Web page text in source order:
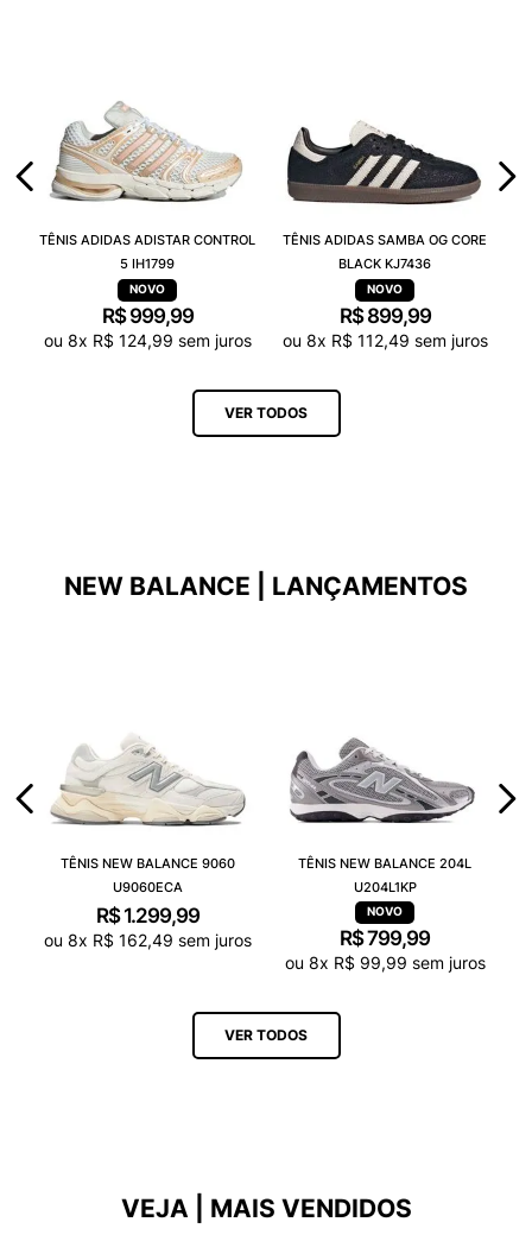
TÊNIS ADIDAS ADISTAR CONTROL
5 IH1799
R$ 999,99
ou 8x R$ 124,99 sem juros
TÊNIS ADIDAS SAMBA OG CORE
BLACK KJ7436
R$ 899,99
ou 8x R$ 112,49 sem juros
VER TODOS
NEW BALANCE | LANÇAMENTOS
TÊNIS NEW BALANCE 9060
U9060ECA
R$ 1.299,99
ou 8x R$ 162,49 sem juros
TÊNIS NEW BALANCE 204L
U204L1KP
R$799,99
ou 8x R$ 99,99 sem juros
VER TODOS
VEJA | MAIS VENDIDOS